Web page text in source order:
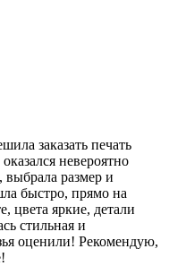
заказать печать
невероятно
выбрала размер и
быстро, прямо на
цвета яркие, детали
стильная и
оценили! Рекомендую,